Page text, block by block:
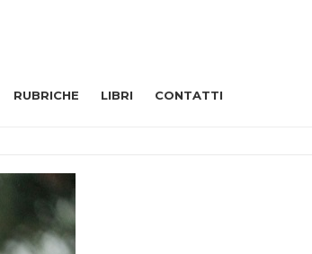
RUBRICHE LIBRI CONTATTI